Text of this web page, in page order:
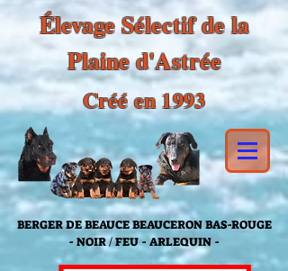
Élevage Sélectif de la
Plaine d'Astrée
BERGER DE BEAUCE BEAUCERON BAS-ROUGE
- NOIR / FEU - ARLEQUIN -
Créé en 1993